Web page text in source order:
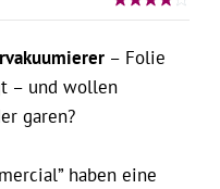
– Folie
– und wollen
garen?
haben eine